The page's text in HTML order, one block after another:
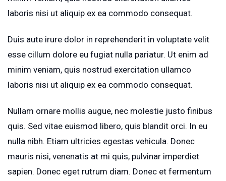
laboris nisi ut aliquip ex ea commodo consequat.
Duis aute irure dolor in reprehenderit in voluptate velit
esse cillum dolore eu fugiat nulla pariatur. Ut enim ad
minim veniam, quis nostrud exercitation ullamco
laboris nisi ut aliquip ex ea commodo consequat.
Nullam ornare mollis augue, nec molestie justo finibus
quis. Sed vitae euismod libero, quis blandit orci. In eu
nulla nibh. Etiam ultricies egestas vehicula. Donec
mauris nisi, venenatis at mi quis, pulvinar imperdiet
sapien. Donec eget rutrum diam. Donec et fermentum